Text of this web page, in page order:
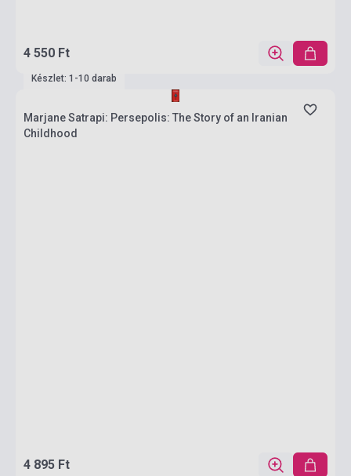
4 550 Ft
Készlet: 1-10 darab
Marjane Satrapi: Persepolis: The Story of an Iranian
Childhood
4 895 Ft